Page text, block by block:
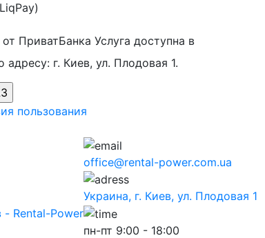
ПриватБанка Услуга доступна в
адресу: г. Киев, ул. Плодовая 1.
пользования
office@rental-power.com.ua
Украина, г. Киев, ул. Плодовая 1
пн-пт 9:00 - 18:00